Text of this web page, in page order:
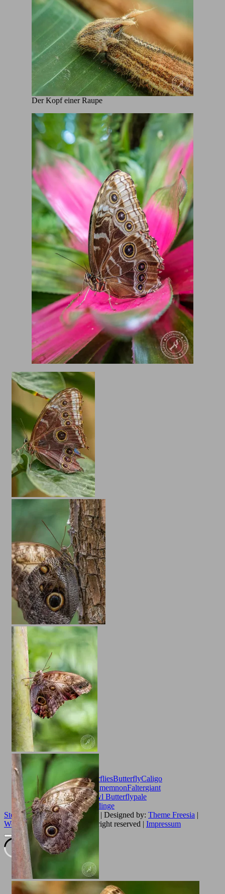
Der Kopf einer Raupe
Animals BanaenfalterButterfliesButterflyCaligo
Memnon Caligo telamonius memnonFaltergiant
owlinsectInsectsinsektenOwl Butterflypale
owl SchmetterlingSchmetterlinge
Stephan Strange Photography
| Designed by: Theme Freesia |
WordPress| © Copyright All right reserved | Impressum